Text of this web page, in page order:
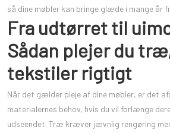
så dine møbler kan bringe glæde i mange år
Fra udtørret til
Sådan plejer du
tekstiler rigtigt
Når det gælder pleje af dine møbler, er det
materialernes behov, hvis du vil forlænge
udseendet. Træ kræver jævnlig rengøring